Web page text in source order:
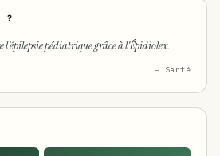
?
l'épilepsie pédiatrique grâce à l'Épidiolex.
— Santé